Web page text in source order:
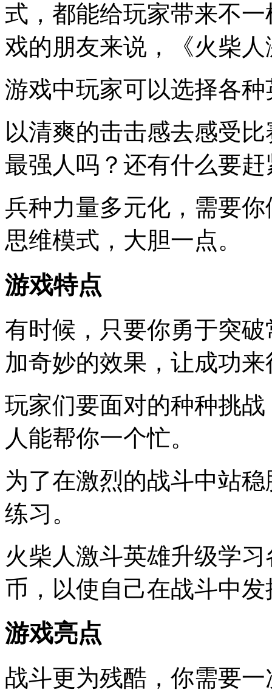
式，都能给玩家带来不
戏的朋友来说，《火柴
游戏中玩家可以选择各
以清爽的击击感去感受
最强人吗？还有什么要
兵种力量多元化，需要
思维模式，大胆一点。
游戏特点
有时候，只要你勇于突
加奇妙的效果，让成功
玩家们要面对的种种挑
人能帮你一个忙。
为了在激烈的战斗中站
练习。
火柴人激斗英雄升级学
币，以使自己在战斗中
游戏亮点
战斗更为残酷，你需要